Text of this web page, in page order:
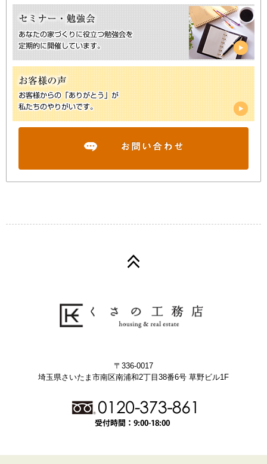
〒336-0017
埼玉県さいたま市南区南浦和2丁目38番6号 草野ビル1F